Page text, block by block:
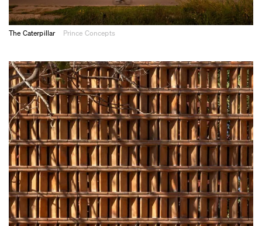
The Caterpillar Prince Concepts